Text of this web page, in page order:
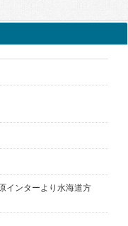
インターより水海道方